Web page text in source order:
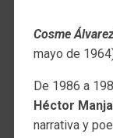
Cosme
mayo de
De 1986 a
Héctor
narrativa y